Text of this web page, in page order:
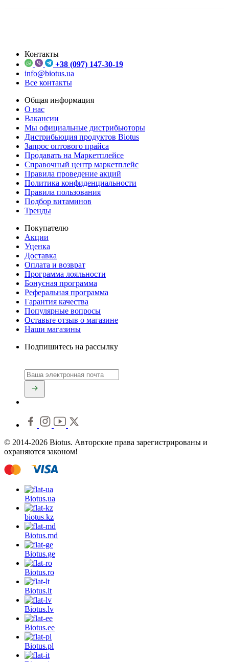
Контакты
+38 (097) 147-30-19
info@biotus.ua
Все контакты
Общая информация
О нас
Вакансии
Мы официальные дистрибьюторы
Дистрибьюция продуктов Biotus
Запрос оптового прайса
Продавать на Маркетплейсе
Справочный центр маркетплейс
Правила проведение акций
Политика конфиденциальности
Правила пользования
Подбор витаминов
Тренды
Покупателю
Акции
Уценка
Доставка
Оплата и возврат
Программа лояльности
Бонусная программа
Реферальная программа
Гарантия качества
Популярные вопросы
Оставьте отзыв о магазине
Наши магазины
Подпишитесь на рассылку
© 2014-2026 Biotus. Авторские права зарегистрированы и
охраняются законом!
Biotus.ua
biotus.kz
Biotus.md
Biotus.ge
Biotus.ro
Biotus.lt
Biotus.lv
Biotus.ee
Biotus.pl